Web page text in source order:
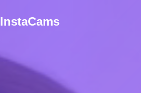
InstaCams